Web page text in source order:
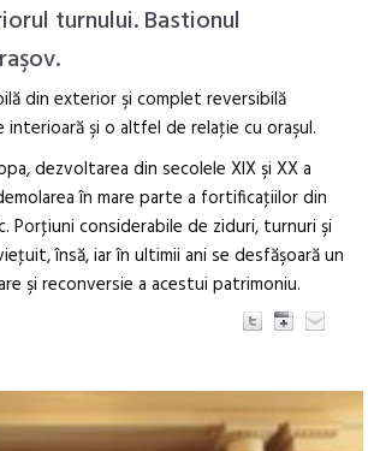
turnului. Bastionul
din exterior şi complet reversibilă
interioară şi o altfel de relaţie cu oraşul.
dezvoltarea din secolele XIX şi XX a
în mare parte a fortificaţiilor din
Porţiuni considerabile de ziduri, turnuri şi
însă, iar în ultimii ani se desfăşoară un
şi reconversie a acestui patrimoniu.